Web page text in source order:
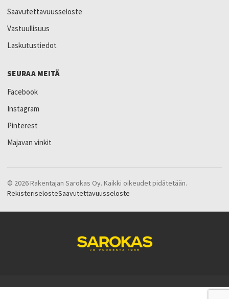
Saavutettavuusseloste
Vastuullisuus
Laskutustiedot
SEURAA MEITÄ
Facebook
Instagram
Pinterest
Majavan vinkit
© 2026 Rakentajan Sarokas Oy. Kaikki oikeudet pidätetään.
RekisteriselosteSaavutettavuusseloste